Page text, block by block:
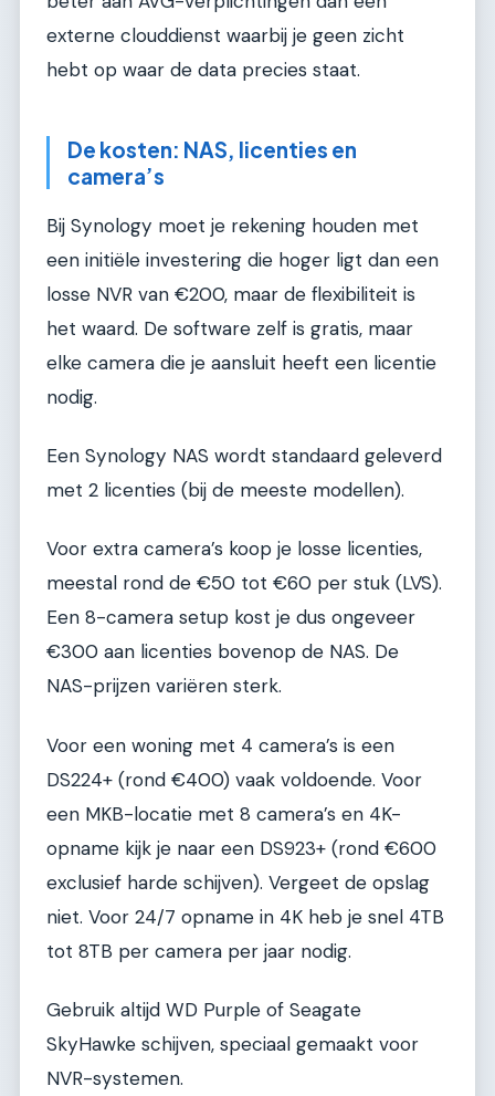
externe clouddienst waarbij je geen zicht
hebt op waar de data precies staat.
De kosten: NAS, licenties en
camera’s
Bij Synology moet je rekening houden met
een initiële investering die hoger ligt dan een
losse NVR van €200, maar de flexibiliteit is
het waard. De software zelf is gratis, maar
elke camera die je aansluit heeft een licentie
nodig.
Een Synology NAS wordt standaard geleverd
met 2 licenties (bij de meeste modellen).
Voor extra camera’s koop je losse licenties,
meestal rond de €50 tot €60 per stuk (LVS).
Een 8-camera setup kost je dus ongeveer
€300 aan licenties bovenop de NAS. De
NAS-prijzen variëren sterk.
Voor een woning met 4 camera’s is een
DS224+ (rond €400) vaak voldoende. Voor
een MKB-locatie met 8 camera’s en 4K-
opname kijk je naar een DS923+ (rond €600
exclusief harde schijven). Vergeet de opslag
niet. Voor 24/7 opname in 4K heb je snel 4TB
tot 8TB per camera per jaar nodig.
Gebruik altijd WD Purple of Seagate
SkyHawke schijven, speciaal gemaakt voor
NVR-systemen.